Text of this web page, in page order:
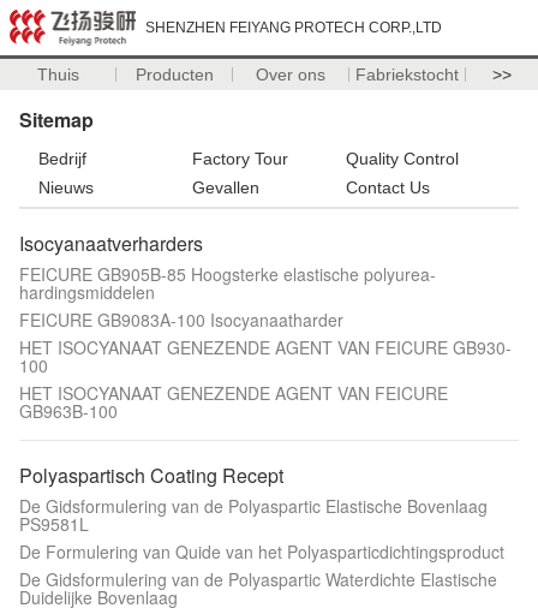
SHENZHEN FEIYANG PROTECH CORP.,LTD
Thuis Producten Over ons Fabriekstocht >>
Sitemap
Bedrijf Factory Tour
Quality Control
Nieuws
Gevallen Contact Us
Isocyanaatverharders
FEICURE GB905B-85 Hoogsterke elastische polyurea-
hardingsmiddelen
FEICURE GB9083A-100 Isocyanaatharder
HET ISOCYANAAT GENEZENDE AGENT VAN FEICURE GB930-
100
HET ISOCYANAAT GENEZENDE AGENT VAN FEICURE
GB963B-100
Polyaspartisch Coating Recept
De Gidsformulering van de Polyaspartic Elastische Bovenlaag
PS9581L
De Formulering van Quide van het Polyasparticdichtingsproduct
De Gidsformulering van de Polyaspartic Waterdichte Elastische
Duidelijke Bovenlaag